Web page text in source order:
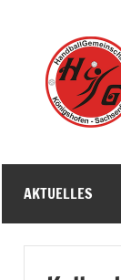
springen
AKTUELLES